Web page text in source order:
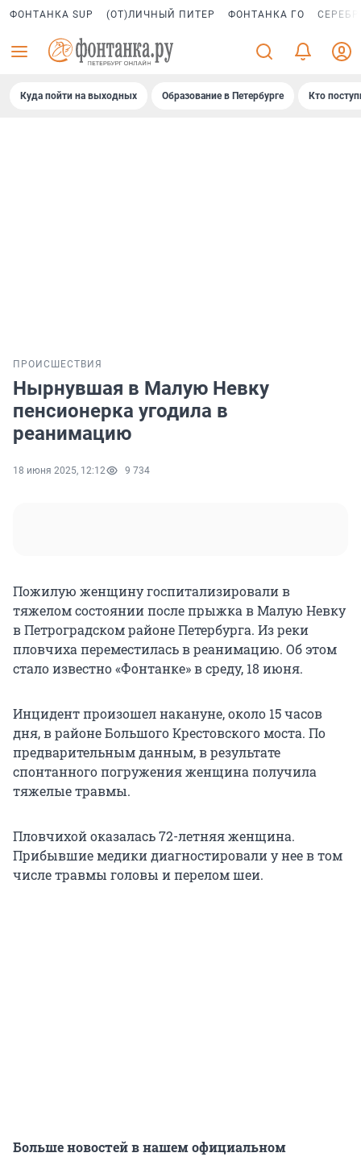
ФОНТАНКА SUP (ОТ)ЛИЧНЫЙ ПИТЕР ФОНТАНКА ГО
Куда пойти на выходных Образование в Петербурге Кто
ПРОИСШЕСТВИЯ
Нырнувшая в Малую Невку
пенсионерка угодила в
реанимацию
18 июня 2025, 12:12 9 734
Пожилую женщину госпитализировали в
тяжелом состоянии после прыжка в Малую Невку
в Петроградском районе Петербурга. Из реки
пловчиха переместилась в реанимацию. Об этом
стало известно «Фонтанке» в среду, 18 июня.
Инцидент произошел накануне, около 15 часов
дня, в районе Большого Крестовского моста. По
предварительным данным, в результате
спонтанного погружения женщина получила
тяжелые травмы.
Пловчихой оказалась 72-летняя женщина.
Прибывшие медики диагностировали у нее в том
числе травмы головы и перелом шеи.
Больше новостей в нашем официальном